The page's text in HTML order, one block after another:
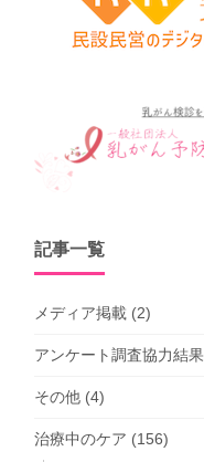
記事一覧
メディア掲載 (2)
アンケート調査協力結果
その他 (4)
治療中のケア (156)